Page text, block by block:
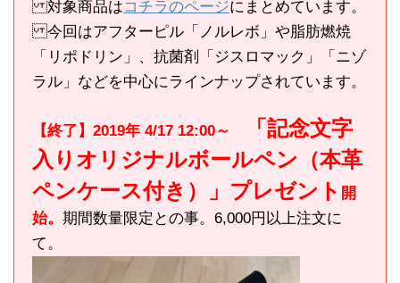
対象商品はコチラのページにまとめています。
今回はアフターピル「ノルレボ」や脂肪燃焼
「リポドリン」、抗菌剤「ジスロマック」「ニゾ
ラル」などを中心にラインナップされています。
【終了】2019年 4/17 12:00～
「記念文字
入りオリジナルボールペン（本革
ペンケース付き）」プレゼント 開
始。 期間数量限定との事。6,000円以上注文に
て。